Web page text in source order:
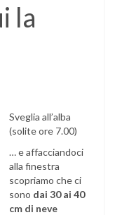
la
Sveglia all’alba
(solite ore 7.00)
… e affacciandoci
alla finestra
scopriamo che ci
sono dai 30 ai 40
cm di neve